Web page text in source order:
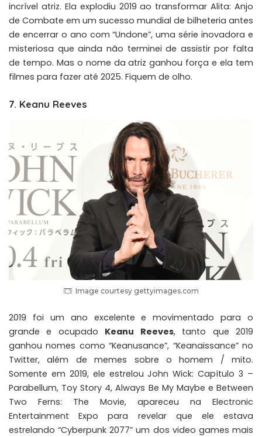
incrível atriz. Ela explodiu 2019 ao transformar Alita: Anjo
de Combate em um sucesso mundial de bilheteria antes
de encerrar o ano com “Undone”, uma série inovadora e
misteriosa que ainda não terminei de assistir por falta
de tempo. Mas o nome da atriz ganhou força e ela tem
filmes para fazer até 2025. Fiquem de olho.
7. Keanu Reeves
Image courtesy gettyimages.com
2019 foi um ano excelente e movimentado para o
grande e ocupado Keanu Reeves, tanto que 2019
ganhou nomes como “Keanusance”, “Keanaissance” no
Twitter, além de memes sobre o homem / mito.
Somente em 2019, ele estrelou John Wick: Capítulo 3 –
Parabellum, Toy Story 4, Always Be My Maybe e Between
Two Ferns: The Movie, apareceu na Electronic
Entertainment Expo para revelar que ele estava
estrelando “Cyberpunk 2077” um dos video games mais